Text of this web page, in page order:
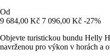
Od
9 684,00 Kč 7 096,00 Kč -27%
Objevte turistickou bundu Helly
navrženou pro výkon v horách a